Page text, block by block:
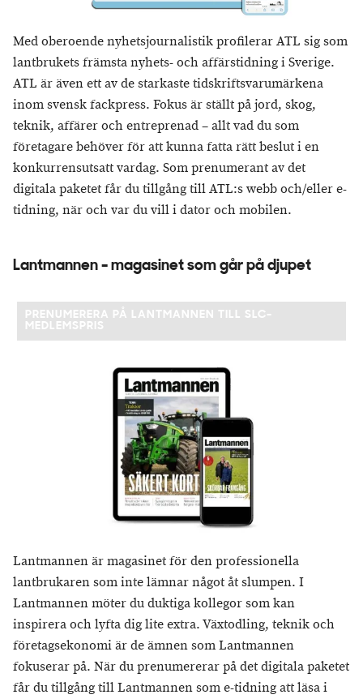
Med oberoende nyhetsjournalistik profilerar ATL sig som
lantbrukets främsta nyhets- och affärstidning i Sverige.
ATL är även ett av de starkaste tidskriftsvarumärkena
inom svensk fackpress. Fokus är ställt på jord, skog,
teknik, affärer och entreprenad – allt vad du som
företagare behöver för att kunna fatta rätt beslut i en
konkurrensutsatt vardag. Som prenumerant av det
digitala paketet får du tillgång till ATL:s webb och/eller e-
tidning, när och var du vill i dator och mobilen.
Lantmannen - magasinet som går på djupet
PRENUMERERA PÅ LANTMANNEN TILL SLC-
MEDLEMSPRIS
Lantmannen är magasinet för den professionella
lantbrukaren som inte lämnar något åt slumpen. I
Lantmannen möter du duktiga kollegor som kan
inspirera och lyfta dig lite extra. Växtodling, teknik och
företagsekonomi är de ämnen som Lantmannen
fokuserar på. När du prenumererar på det digitala paketet
får du tillgång till Lantmannen som e-tidning att läsa i